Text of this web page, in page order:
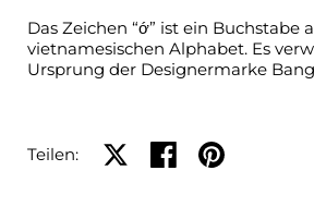
Das Zeichen “ớ” ist ein Buchstabe
vietnamesischen Alphabet. Es
Ursprung der Designermarke
Teilen: Auf X teilenAuf Facebook teilen
Auf Pinterest